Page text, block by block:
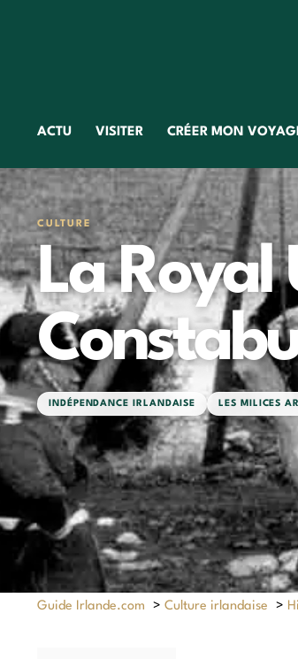
ACTU VISITER CRÉER MON
CULTURE
La Royal
INDÉPENDANCE IRLANDAISE LES MILICES
Guide Irlande.com > Culture irlandaise >